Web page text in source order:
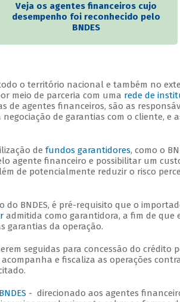
Veja os agentes financeiros cujo
desempenho foi reconhecido pelo
BNDES
o território nacional e também no
meio de parceria com uma rede de
de agentes financeiros, são as
de garantias com o cliente, e
de fundos garantidores, como o
agente financeiro e possibilitar um
de potencialmente reduzir o risco
BNDES, é pré-requisito que o
admitida como garantidora, a fim de que
garantias da operação.
seguidas para concessão do crédito
e fiscaliza as operações
- direcionado aos agentes